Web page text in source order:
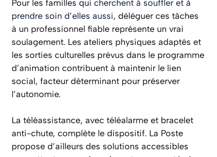
Pour les familles qui cherchent à souffler et à
prendre soin d’elles aussi, déléguer ces tâches
à un professionnel fiable représente un vrai
soulagement. Les ateliers physiques adaptés et
les sorties culturelles prévus dans le programme
d’animation contribuent à maintenir le lien
social, facteur déterminant pour préserver
l’autonomie.
La téléassistance, avec téléalarme et bracelet
anti-chute, complète le dispositif. La Poste
propose d’ailleurs des solutions accessibles